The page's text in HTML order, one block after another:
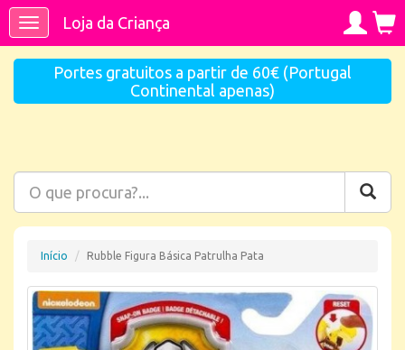
ToggleLoja da Criança
Portes gratuitos a partir de 60€ (Portugal
Continental apenas)
Início Rubble Figura Básica Patrulha Pata